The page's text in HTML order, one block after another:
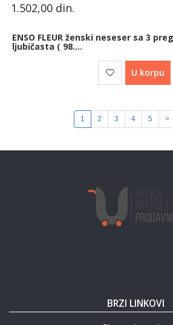
1.502,00 din.
ENSO FLEUR ženski neseser sa 3
ljubičasta ( 98....
U korpu
1 2 3 4 5 >
BRZI LINKOVI